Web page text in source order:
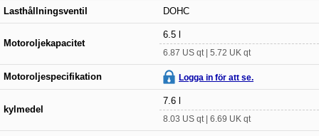
Lasthållningsventil DOHC
Motoroljekapacitet
6.5 l
6.87 US qt | 5.72 UK qt
Motoroljespecifikation Logga in för att se.
kylmedel
7.6 l
8.03 US qt | 6.69 UK qt